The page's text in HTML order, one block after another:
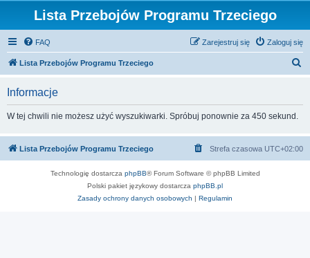
Lista Przebojów Programu Trzeciego
FAQ Zaloguj się
Zarejestruj się
Lista Przebojów Programu Trzeciego
j
Informacje
W tej chwili nie możesz użyć wyszukiwarki. Spróbuj ponownie za 450 sekund.
Lista Przebojów Programu Trzeciego Strefa czasowa UTC+02:00
Technologię dostarcza phpBB® Forum Software © phpBB Limited
Polski pakiet językowy dostarcza phpBB.pl
Zasady ochrony danych osobowych | Regulamin